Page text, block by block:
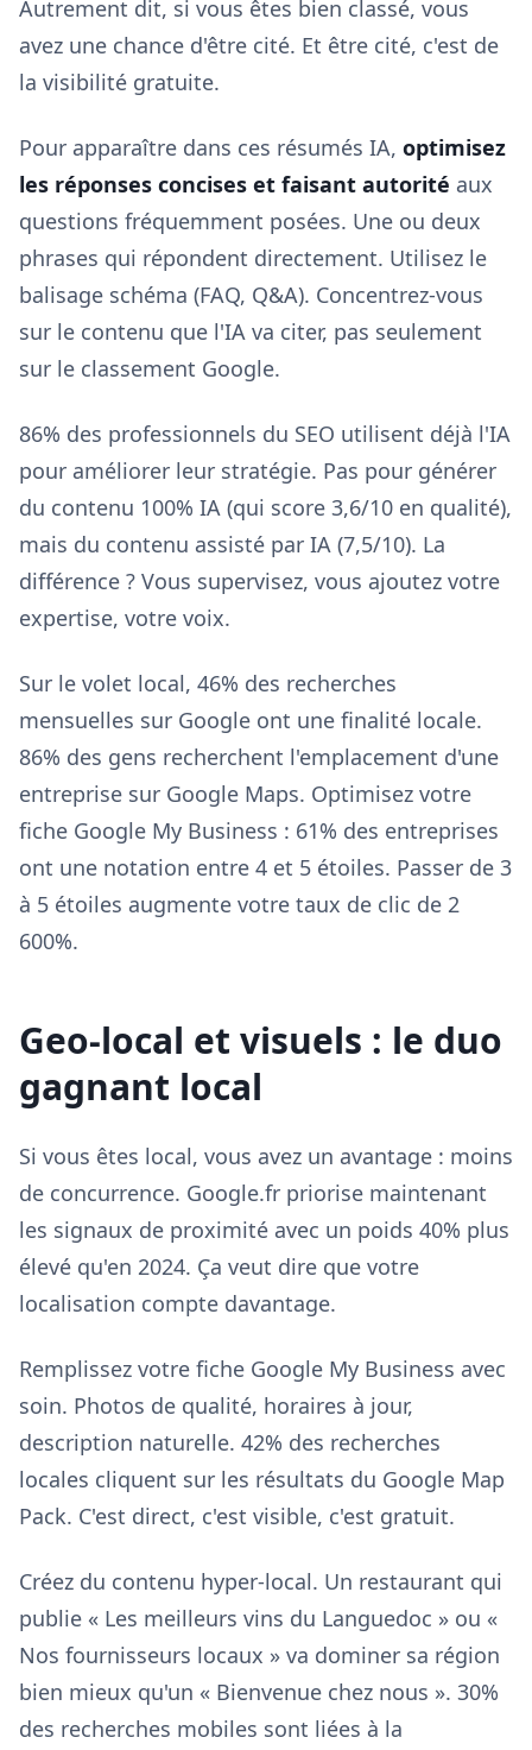
Autrement dit, si vous êtes bien classé, vous
avez une chance d'être cité. Et être cité, c'est de
la visibilité gratuite.
Pour apparaître dans ces résumés IA, optimisez
les réponses concises et faisant autorité aux
questions fréquemment posées. Une ou deux
phrases qui répondent directement. Utilisez le
balisage schéma (FAQ, Q&A). Concentrez-vous
sur le contenu que l'IA va citer, pas seulement
sur le classement Google.
86% des professionnels du SEO utilisent déjà l'IA
pour améliorer leur stratégie. Pas pour générer
du contenu 100% IA (qui score 3,6/10 en qualité),
mais du contenu assisté par IA (7,5/10). La
différence ? Vous supervisez, vous ajoutez votre
expertise, votre voix.
Sur le volet local, 46% des recherches
mensuelles sur Google ont une finalité locale.
86% des gens recherchent l'emplacement d'une
entreprise sur Google Maps. Optimisez votre
fiche Google My Business : 61% des entreprises
ont une notation entre 4 et 5 étoiles. Passer de 3
à 5 étoiles augmente votre taux de clic de 2
600%.
Geo-local et visuels : le duo
gagnant local
Si vous êtes local, vous avez un avantage : moins
de concurrence. Google.fr priorise maintenant
les signaux de proximité avec un poids 40% plus
élevé qu'en 2024. Ça veut dire que votre
localisation compte davantage.
Remplissez votre fiche Google My Business avec
soin. Photos de qualité, horaires à jour,
description naturelle. 42% des recherches
locales cliquent sur les résultats du Google Map
Pack. C'est direct, c'est visible, c'est gratuit.
Créez du contenu hyper-local. Un restaurant qui
publie « Les meilleurs vins du Languedoc » ou «
Nos fournisseurs locaux » va dominer sa région
bien mieux qu'un « Bienvenue chez nous ». 30%
des recherches mobiles sont liées à la